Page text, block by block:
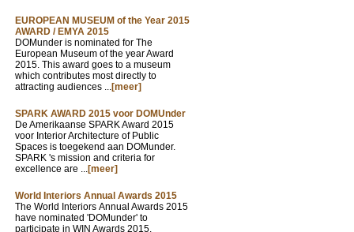
EUROPEAN MUSEUM of the Year 2015
AWARD / EMYA 2015
DOMunder is nominated for The
European Museum of the year Award
2015. This award goes to a museum
which contributes most directly to
attracting audiences ...[meer]
SPARK AWARD 2015 voor DOMUnder
De Amerikaanse SPARK Award 2015
voor Interior Architecture of Public
Spaces is toegekend aan DOMunder.
SPARK 's mission and criteria for
excellence are ...[meer]
World Interiors Annual Awards 2015
The World Interiors Annual Awards 2015
have nominated 'DOMunder' to
participate in WIN Awards 2015.